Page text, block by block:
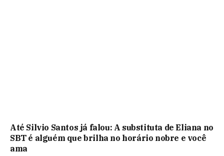
Até Silvio Santos já falou: A substituta de Eliana no
SBT é alguém que brilha no horário nobre e você
ama